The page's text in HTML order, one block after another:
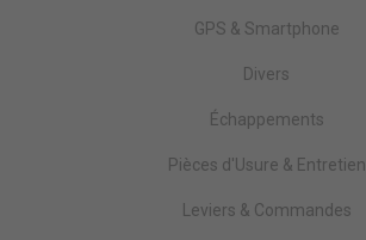
GPS & Smartphone
Divers
Échappements
Pièces d'Usure & Entretien
Leviers & Commandes